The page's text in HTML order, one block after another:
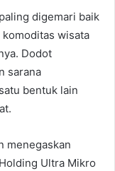
digemari baik
wisata
Dodot
sarana
bentuk lain
menegaskan
Ultra Mikro